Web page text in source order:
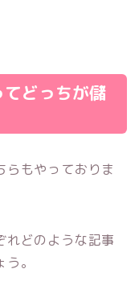
どっちが儲
らもやっておりま
れどのような記事
。